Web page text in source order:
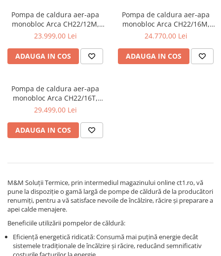
Pompa de caldura aer-apa
monobloc Arca CH22/12M,
monofazata, clasa energetica
23.999,00 Lei
ADAUGA IN COS
Pompa de caldura aer-apa
monobloc Arca CH22/16M,
monofazata, clasa energetica
24.770,00 Lei
ADAUGA IN COS
Pompa de caldura aer-apa
monobloc Arca CH22/16T,
trifazata, clasa energetica
29.499,00 Lei
ADAUGA IN COS
M&M Soluții Termice, prin intermediul magazinului online ct1.ro, vă
pune la dispoziție o gamă largă de pompe de căldură de la producători
renumiți, pentru a vă satisface nevoile de încălzire, răcire și preparare a
apei calde menajere.
Beneficiile utilizării pompelor de căldură:
Eficiență energetică ridicată: Consumă mai puțină energie decât
sistemele tradiționale de încălzire și răcire, reducând semnificativ